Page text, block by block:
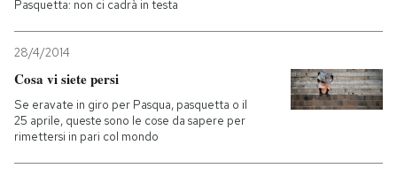
Pasquetta: non ci cadrà in testa
28/4/2014
Cosa vi siete persi
Se eravate in giro per Pasqua, pasquetta o il
25 aprile, queste sono le cose da sapere per
rimettersi in pari col mondo